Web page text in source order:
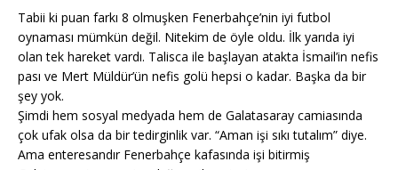
Tabii ki puan farkı 8 olmuşken Fenerbahçe’nin iyi futbol
oynaması mümkün değil. Nitekim de öyle oldu. İlk yarıda iyi
olan tek hareket vardı. Talisca ile başlayan atakta İsmail’in nefis
pası ve Mert Müldür’ün nefis golü hepsi o kadar. Başka da bir
şey yok.
Şimdi hem sosyal medyada hem de Galatasaray camiasında
çok ufak olsa da bir tedirginlik var. “Aman işi sıkı tutalım” diye.
Ama enteresandır Fenerbahçe kafasında işi bitirmiş